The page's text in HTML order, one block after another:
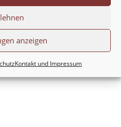
anzeigen
Kontakt und Impressum